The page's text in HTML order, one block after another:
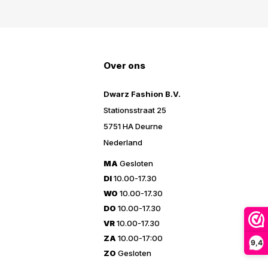
9,4
Over ons
Dwarz Fashion B.V.
Stationsstraat 25
5751 HA Deurne
Nederland
MA Gesloten
DI10.00-17.30
WO 10.00-17.30
DO 10.00-17.30
VR10.00-17.30
ZA 10.00-17:00
ZO Gesloten